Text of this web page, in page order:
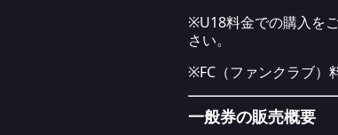
※U18料金での購入を
さい。
※FC（ファンクラブ）
一般券の販売概要